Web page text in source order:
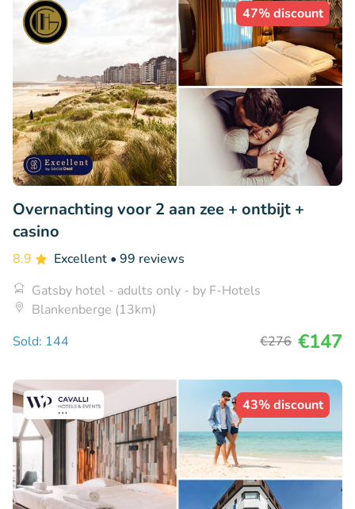
47% discount
Overnachting voor 2 aan zee + ontbijt +
casino
8.9 Excellent • 99 reviews
Gatsby hotel - adults only - by F-Hotels
Blankenberge (13km)
Sold: 144
€276 €147
43% discount